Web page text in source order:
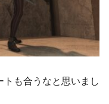
も合うなと思いまし